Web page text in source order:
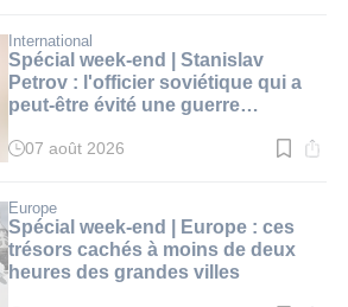
:
2
min.
International
Spécial week-end | Stanislav
Petrov : l'officier soviétique qui a
peut-être évité une guerre
Temps
:
2
min.
07 août 2026
Europe
Spécial week-end | Europe : ces
trésors cachés à moins de deux
heures des grandes villes